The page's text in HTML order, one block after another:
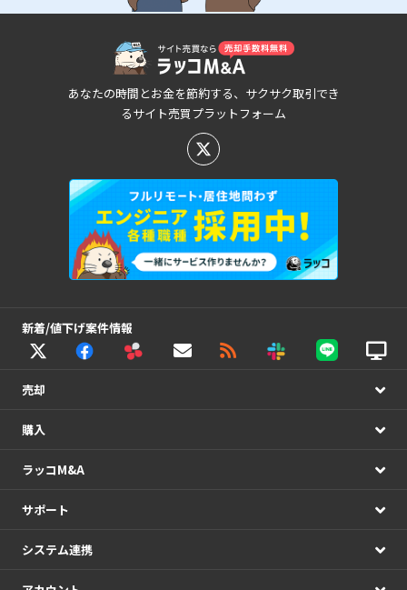
あなたの時間とお金を節約する、サクサク取引でき
るサイト売買プラットフォーム
新着/値下げ案件情報
売却
購入
ラッコM&A
サポート
システム連携